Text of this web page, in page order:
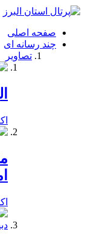
فصد
شرق
تهران
خشکشویی
صفحه اصلی
چند رسانه ای
تصاویر